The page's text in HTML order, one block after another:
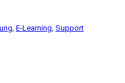
E-Learning Support